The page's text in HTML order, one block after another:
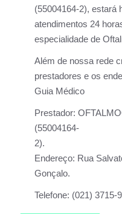
(55004164-2), estará
atendimentos 24
especialidade de
Além de nossa rede
prestadores e os
Guia Médico
Prestador:
(55004164-
Endereço: Rua
Gonçalo.
Telefone: (021) 3715-